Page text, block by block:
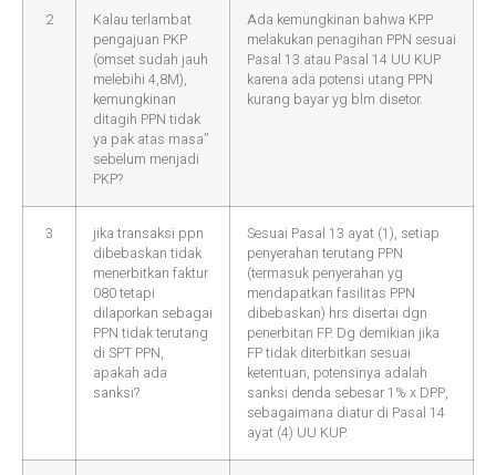
2
Kalau terlambat
pengajuan PKP
(omset sudah jauh
melebihi 4,8M),
kemungkinan
ditagih PPN tidak
ya pak atas masa”
sebelum menjadi
PKP?
Ada kemungkinan bahwa KPP
melakukan penagihan PPN sesuai
Pasal 13 atau Pasal 14 UU KUP
karena ada potensi utang PPN
kurang bayar yg blm disetor.
3
jika transaksi ppn
dibebaskan tidak
menerbitkan faktur
080 tetapi
dilaporkan sebagai
PPN tidak terutang
di SPT PPN,
apakah ada
sanksi?
Sesuai Pasal 13 ayat (1), setiap
penyerahan terutang PPN
(termasuk penyerahan yg
mendapatkan fasilitas PPN
dibebaskan) hrs disertai dgn
penerbitan FP. Dg demikian jika
FP tidak diterbitkan sesuai
ketentuan, potensinya adalah
sanksi denda sebesar 1% x DPP,
sebagaimana diatur di Pasal 14
ayat (4) UU KUP.